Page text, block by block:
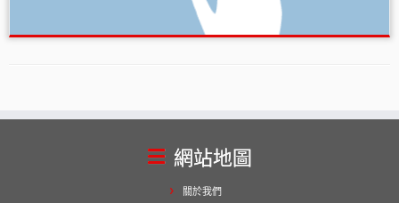
網站地圖
關於我們